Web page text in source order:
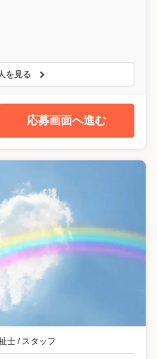
を見る
応募画面へ進む
士 / スタッフ